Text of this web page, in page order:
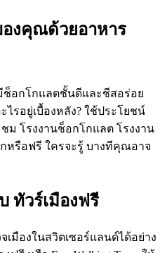
งคุณด้วยอาหาร
ช็อกโกแลตชั้นดีและชีสอร่อย
รอยู่เบื้องหลัง? ใช้ประโยชน์
ม โรงงานช็อกโกแลต โรงงาน
หรือฟรี ใครจะรู้ บางทีคุณอาจ
ทัวร์เมืองฟรี
เมืองในสวิตเซอร์แลนด์ได้อย่าง